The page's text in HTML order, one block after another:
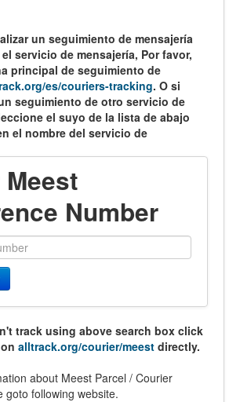
un seguimiento de mensajería
servicio de mensajería, Por favor,
principal de seguimiento de
es/couriers-tracking. O si
seguimiento de otro servicio de
el suyo de la lista de abajo
el nombre del servicio de
Number
track using above search box click
alltrack.org/courier/meest directly.
about Meest Parcel / Courier
goto following website.